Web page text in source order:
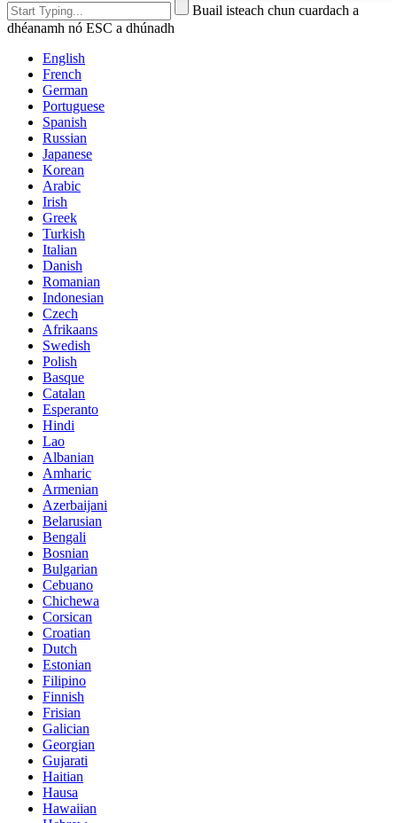
Buail isteach chun cuardach a
dhéanamh nó ESC a dhúnadh
English
French
German
Portuguese
Spanish
Russian
Japanese
Korean
Arabic
Irish
Greek
Turkish
Italian
Danish
Romanian
Indonesian
Czech
Afrikaans
Swedish
Polish
Basque
Catalan
Esperanto
Hindi
Lao
Albanian
Amharic
Armenian
Azerbaijani
Belarusian
Bengali
Bosnian
Bulgarian
Cebuano
Chichewa
Corsican
Croatian
Dutch
Estonian
Filipino
Finnish
Frisian
Galician
Georgian
Gujarati
Haitian
Hausa
Hawaiian